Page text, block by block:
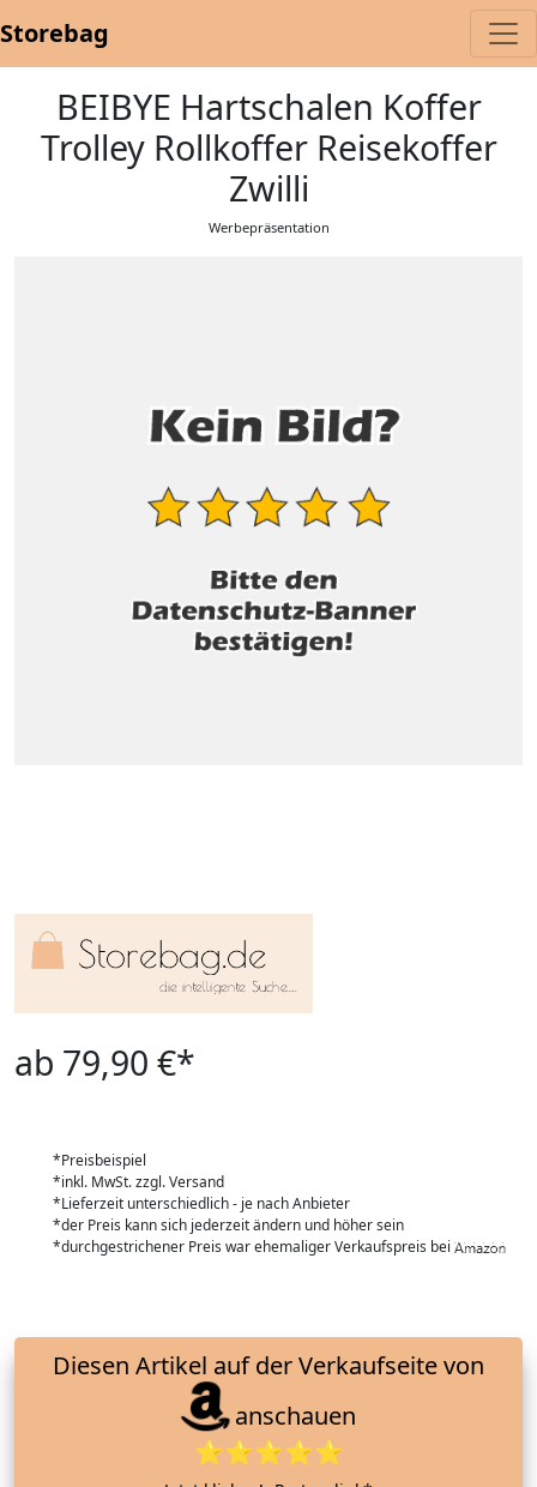
Storebag
BEIBYE Hartschalen Koffer
Trolley Rollkoffer Reisekoffer
Zwilli
Werbepräsentation
ab 79,90 €*
*Preisbeispiel
*inkl. MwSt. zzgl. Versand
*Lieferzeit unterschiedlich - je nach Anbieter
*der Preis kann sich jederzeit ändern und höher sein
*durchgestrichener Preis war ehemaliger Verkaufspreis bei
anschauen
⭐⭐⭐⭐⭐